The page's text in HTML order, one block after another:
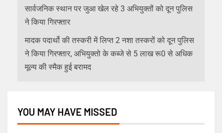
सार्वजनिक स्थान पर जुआ खेल रहे 3 अभियुक्तों को दून पुलिस
ने किया गिरफ्तार
मादक पदार्थो की तस्करी में लिप्त 2 नशा तस्करों को दून पुलिस
ने किया गिरफ्तार, अभियुक्तो के कब्जे से 5 लाख रू0 से अधिक
मूल्य की स्मैक हुई बरामद
YOU MAY HAVE MISSED